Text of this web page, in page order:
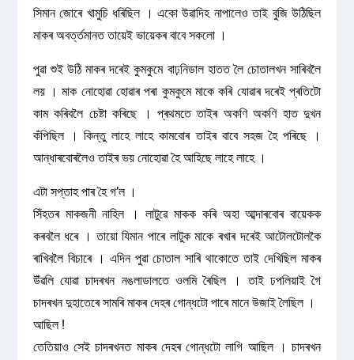
সিমান জোৰে খামুচি ধৰিছিল । একো উৱাদিহ নাপালেও তাই বুজি উঠিছিল
মাকৰ অবৰ্ত্তমানত তায়েই ভায়েকৰ বাবে সকলো ।
পুৱা শুই উঠি মাকৰ দৰেই কুমকুমে বাঢ়নিডাল হাতত লৈ চোতালখন সাৰিবলৈ
লয় । মাক নোহোৱা হোৱাৰ পৰা কুমকুমে মাকে কৰি যোৱাৰ দৰেই প্ৰতিটো
কাম কৰিবলৈ চেষ্টা কৰিছে । প্ৰথমতে তাইৰ অকণি অকণি হাত দুখন
কঁপিছিল । কিন্তু লাহে লাহে কামবোৰ তাইৰ বাবে সহজ হৈ পৰিছে ।
আন্ধাৰবোৰলৈও তাইৰ ভয় নোহোৱা হৈ আহিছে লাহে লাহে ।
এটা সপ্তাহ পাৰ হৈ গ’ল ।
সিঁহতৰ মাকজনী নাহিল । লাটুৱে মাকক কৰি অহা আব্দাৰবোৰ বায়েকক
কৰবলৈ ধৰে । তায়ো যিমান পাৰে লাটুক মাকে ৰখাৰ দৰেই আটোলটোলকৈ
ৰাখিবলৈ বিচাৰে । এদিন পুৱা চোতাল সাৰি থাকোতে তাই দেখিছিল মাকৰ
উঁৱলি যোৱা চাদৰখন নঙলাডালতে ওলমি ৰৈছিল । তাই ঢপলিয়াই গৈ
চাদৰখন দুহাতেৰে সামৰি মাকৰ দেহৰ গোন্ধটো পাৰে মানে উজাই লৈছিল ।
আছিল !
তেতিয়াও সেই চাদৰখনত মাকৰ দেহৰ গোন্ধটো লাগি আছিল । চাদৰখন